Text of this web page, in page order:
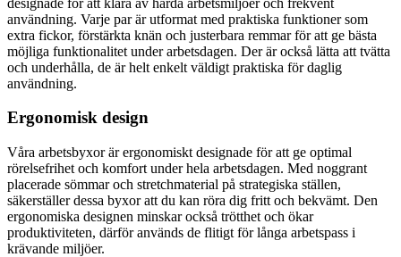
användning. Varje par är utformat med praktiska funktioner som
extra fickor, förstärkta knän och justerbara remmar för att ge bästa
möjliga funktionalitet under arbetsdagen. Der är också lätta att tvätta
och underhålla, de är helt enkelt väldigt praktiska för daglig
användning.
Ergonomisk design
Våra arbetsbyxor är ergonomiskt designade för att ge optimal
rörelsefrihet och komfort under hela arbetsdagen. Med noggrant
placerade sömmar och stretchmaterial på strategiska ställen,
säkerställer dessa byxor att du kan röra dig fritt och bekvämt. Den
ergonomiska designen minskar också trötthet och ökar
produktiviteten, därför används de flitigt för långa arbetspass i
krävande miljöer.